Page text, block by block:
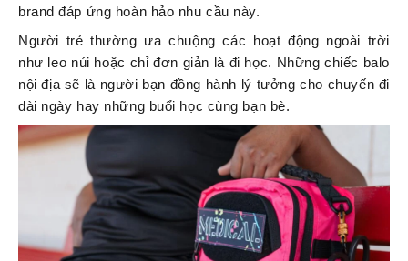
brand đáp ứng hoàn hảo nhu cầu này.
Người trẻ thường ưa chuộng các hoạt động ngoài trời
như leo núi hoặc chỉ đơn giản là đi học. Những chiếc balo
nội địa sẽ là người bạn đồng hành lý tưởng cho chuyến đi
dài ngày hay những buổi học cùng bạn bè.